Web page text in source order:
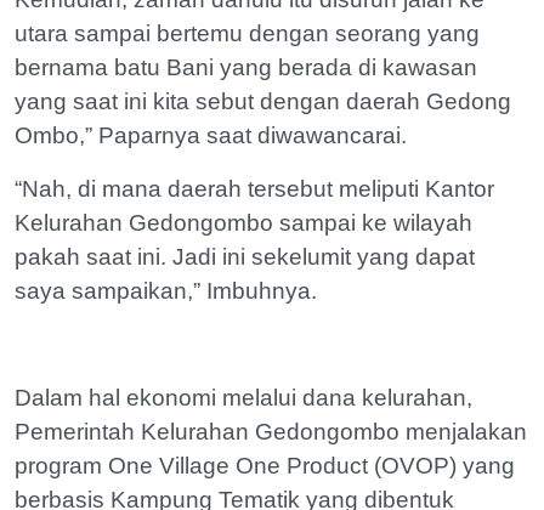
utara sampai bertemu dengan seorang yang
bernama batu Bani yang berada di kawasan
yang saat ini kita sebut dengan daerah Gedong
Ombo,” Paparnya saat diwawancarai.
“Nah, di mana daerah tersebut meliputi Kantor
Kelurahan Gedongombo sampai ke wilayah
pakah saat ini. Jadi ini sekelumit yang dapat
saya sampaikan,” Imbuhnya.
Dalam hal ekonomi melalui dana kelurahan,
Pemerintah Kelurahan Gedongombo menjalakan
program One Village One Product (OVOP) yang
berbasis Kampung Tematik yang dibentuk